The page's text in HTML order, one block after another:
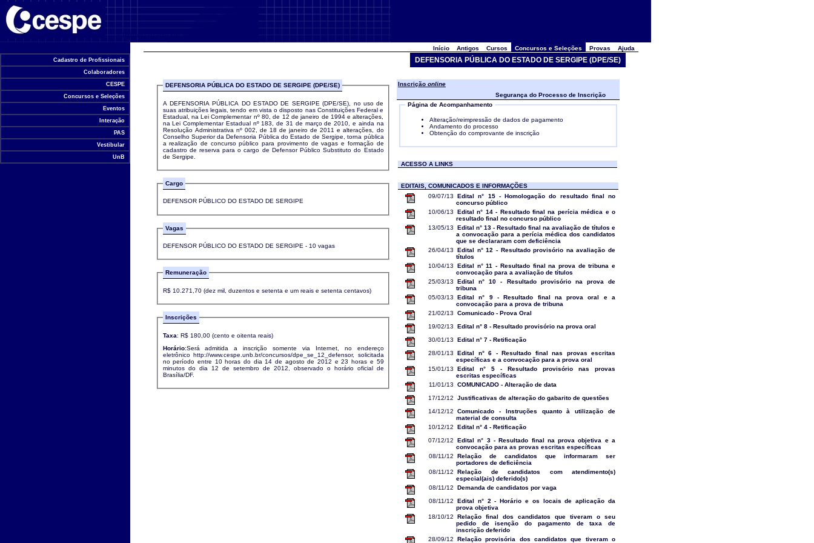
Cadastro de Profissionais
Colaboradores
CESPE
Concursos e Seleções
Eventos
Interação
PAS
Vestibular
UnB
Início Antigos Cursos Concursos e Seleções Provas Ajuda
DEFENSORIA PÚBLICA DO ESTADO DE SERGIPE (DPE/SE)
DEFENSORIA PÚBLICA DO ESTADO DE SERGIPE (DPE/SE)
A DEFENSORIA PÚBLICA DO ESTADO DE SERGIPE (DPE/SE), no uso de
suas atribuições legais, tendo em vista o disposto nas Constituições Federal e
Estadual, na Lei Complementar nº 80, de 12 de janeiro de 1994 e alterações,
na Lei Complementar Estadual nº 183, de 31 de março de 2010, e ainda na
Resolução Administrativa nº 002, de 18 de janeiro de 2011 e alterações, do
Conselho Superior da Defensoria Pública do Estado de Sergipe, torna pública
a realização de concurso público para provimento de vagas e formação de
cadastro de reserva para o cargo de Defensor Público Substituto do Estado
de Sergipe.
Cargo
DEFENSOR PÚBLICO DO ESTADO DE SERGIPE
Vagas
DEFENSOR PÚBLICO DO ESTADO DE SERGIPE - 10 vagas
Remuneração
R$ 10.271,70 (dez mil, duzentos e setenta e um reais e setenta centavos)
Inscrições
Taxa: R$ 180,00 (cento e oitenta reais)
Horário:Será admitida a inscrição somente via Internet, no endereço
eletrônico http://www.cespe.unb.br/concursos/dpe_se_12_defensor, solicitada
no período entre 10 horas do dia 14 de agosto de 2012 e 23 horas e 59
minutos do dia 12 de setembro de 2012, observado o horário oficial de
Brasília/DF.
Inscrição online
Segurança do Processo de Inscrição
Página de Acompanhamento
Alteração/reimpressão de dados de pagamento
Andamento do processo
Obtenção do comprovante de inscrição
ACESSO A LINKS
EDITAIS, COMUNICADOS E INFORMAÇÕES
09/07/13
Edital n° 15 - Homologação do resultado final no
concurso público
10/06/13
Edital n° 14 - Resultado final na perícia médica e o
resultado final no concurso público
13/05/13
Edital n° 13 - Resultado final na avaliação de títulos e
a convocação para a perícia médica dos candidatos
que se declararam com deficiência
26/04/13
Edital n° 12 - Resultado provisório na avaliação de
títulos
10/04/13
Edital n° 11 - Resultado final na prova de tribuna e
convocação para a avaliação de títulos
25/03/13
Edital n° 10 - Resultado provisório na prova de
tribuna
05/03/13
Edital n° 9 - Resultado final na prova oral e a
convocação para a prova de tribuna
21/02/13
Comunicado - Prova Oral
19/02/13
Edital n° 8 - Resultado provisório na prova oral
30/01/13
Edital n° 7 - Retificação
28/01/13
Edital n° 6 - Resultado final nas provas escritas
específicas e a convocação para a prova oral
15/01/13
Edital n° 5 - Resultado provisório nas provas
escritas específicas
11/01/13
COMUNICADO - Alteração de data
17/12/12
Justificativas de alteração do gabarito de questões
14/12/12
Comunicado - Instruções quanto à utilização de
material de consulta
10/12/12
Edital n° 4 - Retificação
07/12/12
Edital n° 3 - Resultado final na prova objetiva e a
convocação para as provas escritas específicas
08/11/12
Relação de candidatos que informaram ser
portadores de deficiência
08/11/12
Relação de candidatos com atendimento(s)
especial(ais) deferido(s)
08/11/12
Demanda de candidatos por vaga
08/11/12
Edital n° 2 - Horário e os locais de aplicação da
prova objetiva
18/10/12
Relação final dos candidatos que tiveram o seu
pedido de isenção do pagamento de taxa de
inscrição deferido
28/09/12
Relação provisória dos candidatos que tiveram o